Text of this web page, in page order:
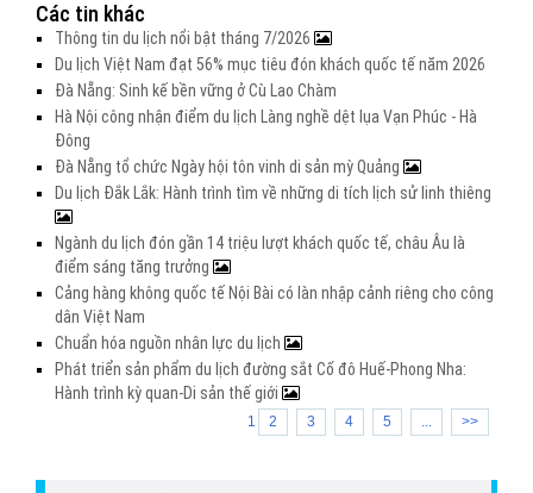
Các tin khác
Thông tin du lịch nổi bật tháng 7/2026
Du lịch Việt Nam đạt 56% mục tiêu đón khách quốc tế năm 2026
Đà Nẵng: Sinh kế bền vững ở Cù Lao Chàm
Hà Nội công nhận điểm du lịch Làng nghề dệt lụa Vạn Phúc - Hà
Đông
Đà Nẵng tổ chức Ngày hội tôn vinh di sản mỳ Quảng
Du lịch Đắk Lắk: Hành trình tìm về những di tích lịch sử linh thiêng
Ngành du lịch đón gần 14 triệu lượt khách quốc tế, châu Âu là
điểm sáng tăng trưởng
Cảng hàng không quốc tế Nội Bài có làn nhập cảnh riêng cho công
dân Việt Nam
Chuẩn hóa nguồn nhân lực du lịch
Phát triển sản phẩm du lịch đường sắt Cố đô Huế-Phong Nha:
Hành trình kỳ quan-Di sản thế giới
1 2 3 4 5 ... >>